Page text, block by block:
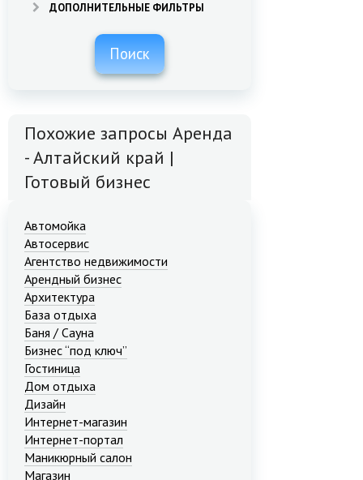
ДОПОЛНИТЕЛЬНЫЕ ФИЛЬТРЫ
Поиск
Похожие запросы Аренда
- Алтайский край |
Готовый бизнес
Автомойка
Автосервис
Агентство недвижимости
Арендный бизнес
Архитектура
База отдыха
Баня / Сауна
Бизнес “под ключ”
Гостиница
Дом отдыха
Дизайн
Интернет-магазин
Интернет-портал
Маникюрный салон
Магазин